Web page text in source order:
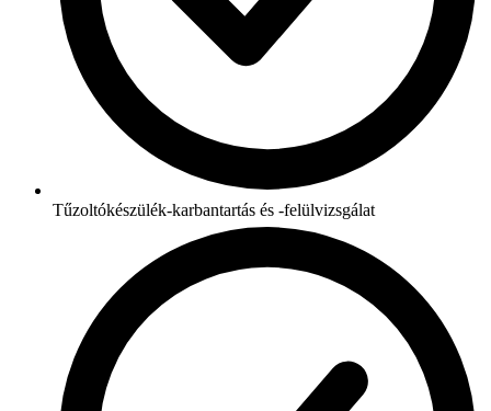
Tűzoltókészülék-karbantartás és -felülvizsgálat